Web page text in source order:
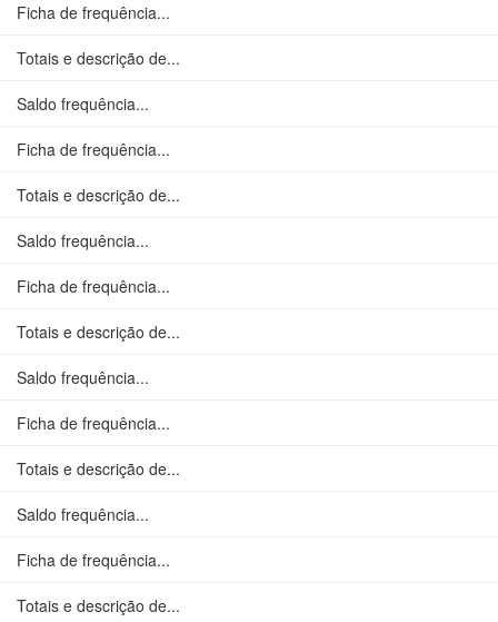
Ficha de frequência...
Totais e descrição de...
Saldo frequência...
Ficha de frequência...
Totais e descrição de...
Saldo frequência...
Ficha de frequência...
Totais e descrição de...
Saldo frequência...
Ficha de frequência...
Totais e descrição de...
Saldo frequência...
Ficha de frequência...
Totais e descrição de...